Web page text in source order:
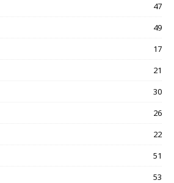
47
49
17
21
30
26
22
51
53